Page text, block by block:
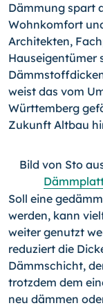
Dämmung spart
Wohnkomfort
Architekten,
Hauseigentümer
weist das vom
Württemberg
Zukunft Altbau
Bild von Sto
Soll eine
werden, kann
weiter genutzt
reduziert die
Dämmschicht,
trotzdem dem
neu dämmen